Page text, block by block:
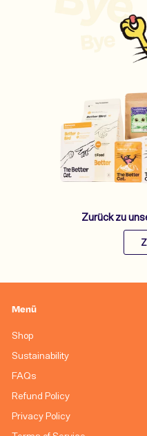
Zurück zu
Menü
Shop
Sustainability
FAQs
Refund Policy
Privacy Policy